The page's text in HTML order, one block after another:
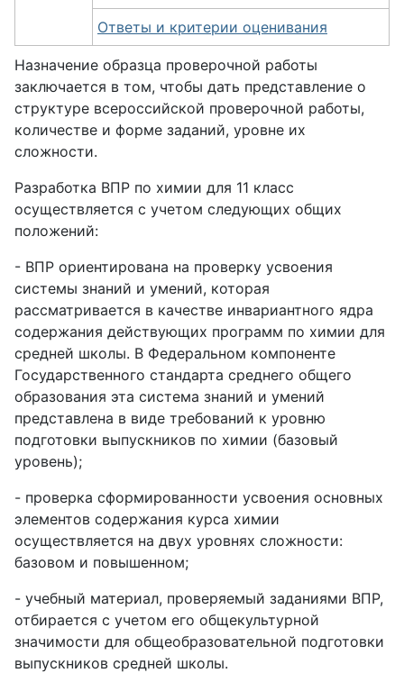
Ответы и критерии оценивания
Назначение образца проверочной работы
заключается в том, чтобы дать представление о
структуре всероссийской проверочной работы,
количестве и форме заданий, уровне их
сложности.
Разработка ВПР по химии для 11 класс
осуществляется с учетом следующих общих
положений:
- ВПР ориентирована на проверку усвоения
системы знаний и умений, которая
рассматривается в качестве инвариантного ядра
содержания действующих программ по химии для
средней школы. В Федеральном компоненте
Государственного стандарта среднего общего
образования эта система знаний и умений
представлена в виде требований к уровню
подготовки выпускников по химии (базовый
уровень);
- проверка сформированности усвоения основных
элементов содержания курса химии
осуществляется на двух уровнях сложности:
базовом и повышенном;
- учебный материал, проверяемый заданиями ВПР,
отбирается с учетом его общекультурной
значимости для общеобразовательной подготовки
выпускников средней школы.